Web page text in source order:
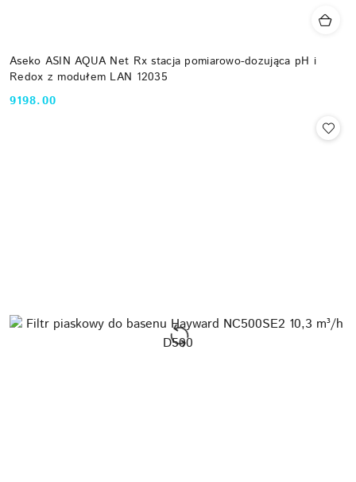
Aseko ASIN AQUA Net Rx stacja pomiarowo-dozująca pH i
Redox z modułem LAN 12035
Cena:
9198.00